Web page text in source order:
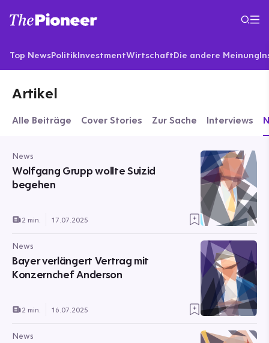
Top NewsPolitikInvestmentWirtschaftDie andere Meinung
Artikel
Alle Beiträge Cover Stories Zur Sache Interviews
News
Wolfgang Grupp wollte Suizid
begehen
2 min. 17.07.2025
News
Bayer verlängert Vertrag mit
Konzernchef Anderson
2 min. 16.07.2025
News